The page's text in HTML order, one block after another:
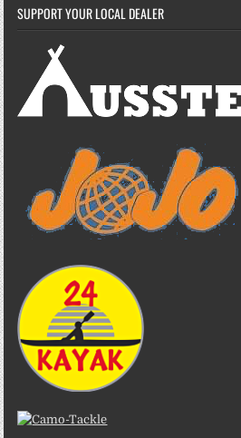
SUPPORT YOUR LOCAL DEALER